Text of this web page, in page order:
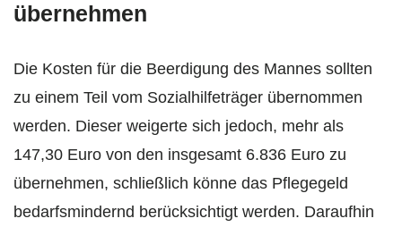
übernehmen
Die Kosten für die Beerdigung des Mannes sollten
zu einem Teil vom Sozialhilfeträger übernommen
werden. Dieser weigerte sich jedoch, mehr als
147,30 Euro von den insgesamt 6.836 Euro zu
übernehmen, schließlich könne das Pflegegeld
bedarfsmindernd berücksichtigt werden. Daraufhin